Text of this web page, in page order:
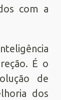
com a
É o
de
dos